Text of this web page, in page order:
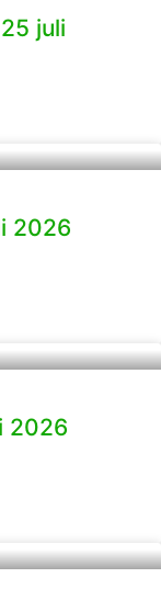
juli
2026
2026